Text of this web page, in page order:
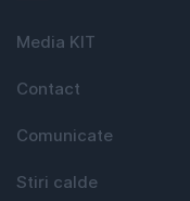
Media KIT
Contact
Comunicate
Stiri calde